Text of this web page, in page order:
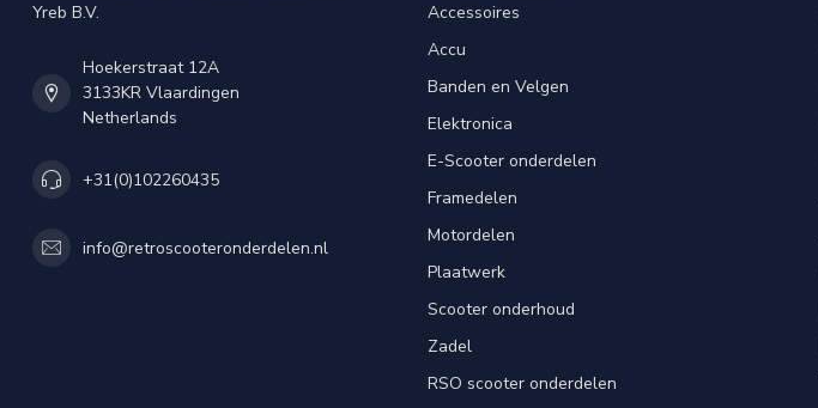
Yreb B.V.
Hoekerstraat 12A
3133KR Vlaardingen
Netherlands
+31(0)102260435
info@retroscooteronderdelen.nl
Accessoires
Accu
Banden en Velgen
Elektronica
E-Scooter onderdelen
Framedelen
Motordelen
Plaatwerk
Scooter onderhoud
Zadel
RSO scooter onderdelen